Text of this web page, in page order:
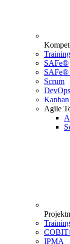
SAFe®
SAFe®
Scrum
Kanban
Agile
IPMA